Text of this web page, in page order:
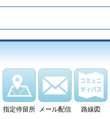
指定停留所 メール配信 路線図